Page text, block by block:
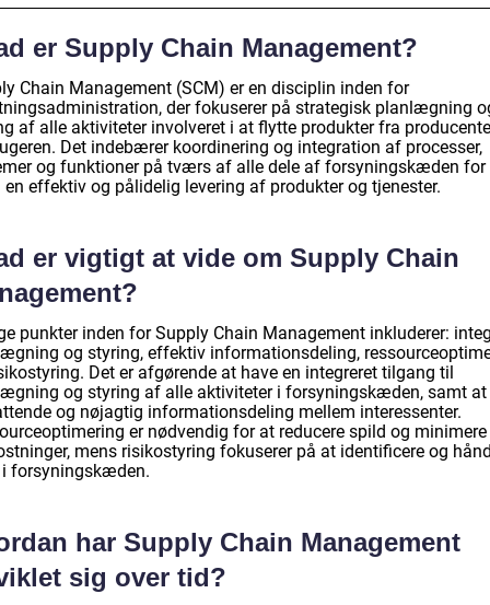
er Supply Chain Management?
Chain Management (SCM) er en disciplin inden for
der fokuserer på strategisk planlægning
af alle aktiviteter involveret i at flytte produkter fra
Det indebærer koordinering og integration af processer,
og funktioner på tværs af alle dele af forsyningskæden for
en effektiv og pålidelig levering af produkter og tjenester.
er vigtigt at vide om Supply Chain
punkter inden for Supply Chain Management inkluderer:
og styring, effektiv informationsdeling,
Det er afgørende at have en integreret tilgang til
og styring af alle aktiviteter i forsyningskæden, samt at
og nøjagtig informationsdeling mellem interessenter.
er nødvendig for at reducere spild og minimere
mens risikostyring fokuserer på at identificere og
forsyningskæden.
har Supply Chain Management
sig over tid?